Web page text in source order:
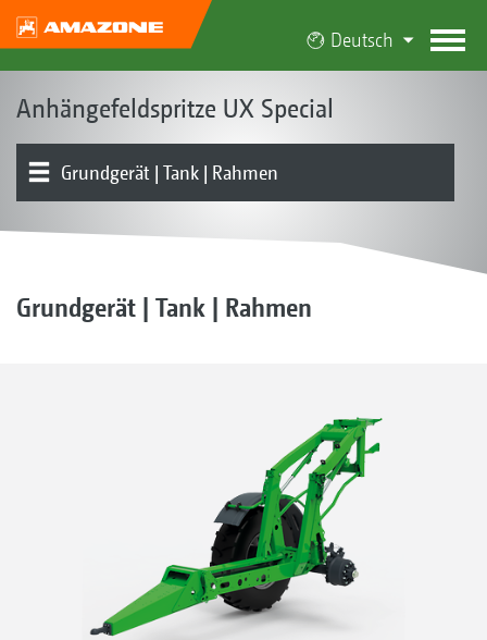
Deutsch
Anhängefeldspritze UX Special
Grundgerät | Tank | Rahmen
Grundgerät | Tank | Rahmen